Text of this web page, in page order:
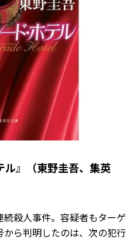
ル』（東野圭吾、集英
殺人事件。容疑者もターゲ
ら判明したのは、次の犯行